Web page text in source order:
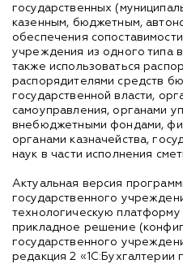
государственных
казенным, бюджетным,
обеспечения
учреждения из одного типа
также использоваться
распорядителями средств
государственной власти,
самоуправления, органами
внебюджетными фондами,
органами казначейства,
наук в части исполнения
Актуальная версия
государственного
технологическую
прикладное решение
государственного
редакция 2 «1С:Бухгалтерии